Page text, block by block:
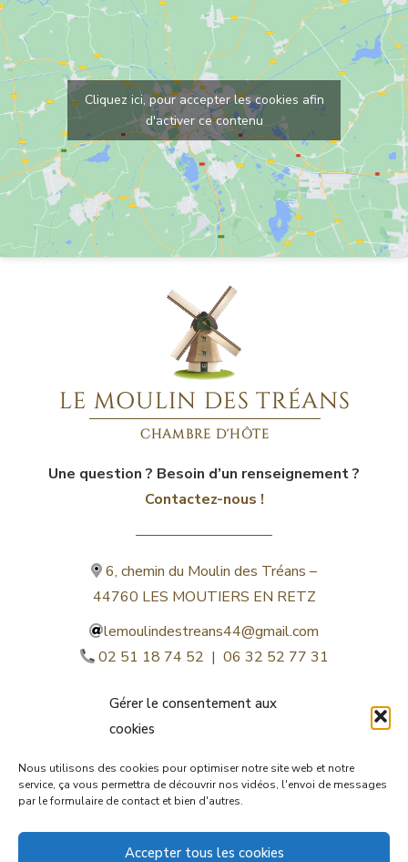
Gérer le consentement aux
cookies
Nous utilisons des cookies pour optimiser notre site web et notre
service, ça vous permettra de découvrir nos vidéos, l'envoi de messages
par le formulaire de contact et bien d'autres.
Accepter tous les cookies
Cliquez ici, pour accepter les cookies afin
d'activer ce contenu
Une question ? Besoin d’un renseignement ?
Contactez-nous !
6, chemin du Moulin des Tréans –
44760 LES MOUTIERS EN RETZ
lemoulindestreans44@gmail.com
02 51 18 74 52 | 06 32 52 77 31